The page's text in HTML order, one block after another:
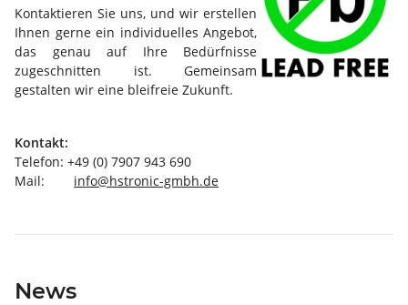
Kontaktieren Sie uns, und wir erstellen
Ihnen gerne ein individuelles Angebot,
das genau auf Ihre Bedürfnisse
zugeschnitten ist. Gemeinsam
gestalten wir eine bleifreie Zukunft.
Kontakt:
Telefon: +49 (0) 7907 943 690
Mail: info@hstronic-gmbh.de
News